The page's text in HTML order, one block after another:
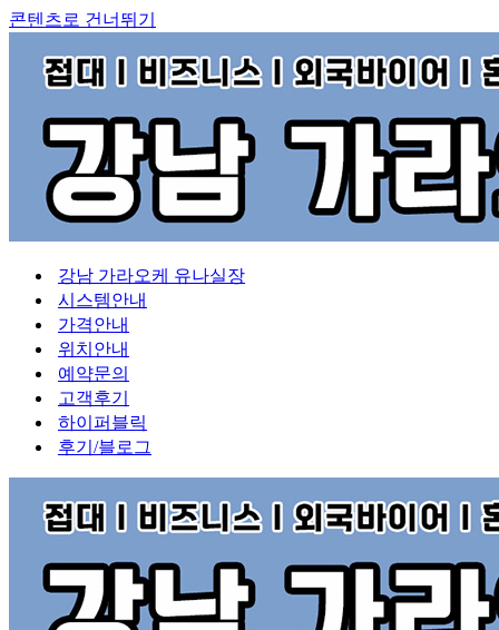
콘텐츠로 건너뛰기
강남 가라오케 유나실장
시스템안내
가격안내
위치안내
예약문의
고객후기
하이퍼블릭
후기/블로그